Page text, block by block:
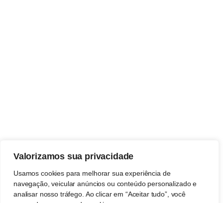
Valorizamos sua privacidade
Usamos cookies para melhorar sua experiência de
navegação, veicular anúncios ou conteúdo personalizado e
analisar nosso tráfego. Ao clicar em “Aceitar tudo”, você